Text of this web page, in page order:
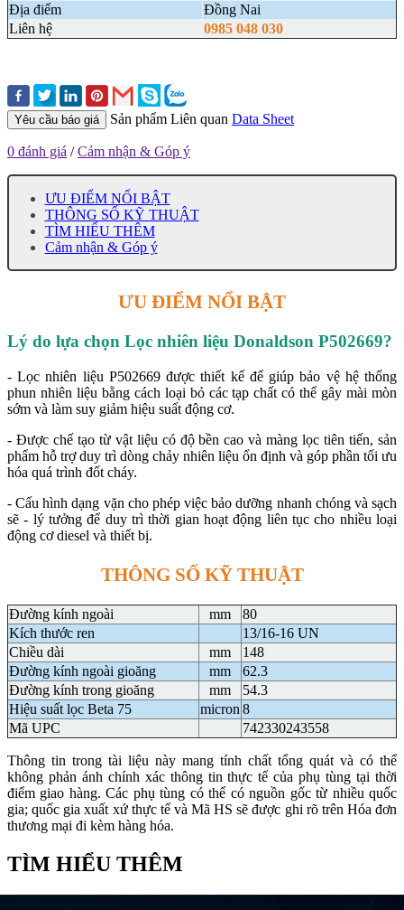
Địa điểm
Đồng Nai
Liên hệ
0985 048 030
Yêu cầu báo giá Sản phẩm Liên quan Data Sheet
0 đánh giá /Cảm nhận & Góp ý
ƯU ĐIỂM NỔI BẬT
THÔNG SỐ KỸ THUẬT
TÌM HIỂU THÊM
Cảm nhận & Góp ý
ƯU ĐIỂM NỔI BẬT
Lý do lựa chọn Lọc nhiên liệu Donaldson P502669?
- Lọc nhiên liệu P502669 được thiết kế để giúp bảo vệ hệ thống
phun nhiên liệu bằng cách loại bỏ các tạp chất có thể gây mài mòn
sớm và làm suy giảm hiệu suất động cơ.
- Được chế tạo từ vật liệu có độ bền cao và màng lọc tiên tiến, sản
phẩm hỗ trợ duy trì dòng chảy nhiên liệu ổn định và góp phần tối ưu
hóa quá trình đốt cháy.
- Cấu hình dạng vặn cho phép việc bảo dưỡng nhanh chóng và sạch
sẽ - lý tưởng để duy trì thời gian hoạt động liên tục cho nhiều loại
động cơ diesel và thiết bị.
THÔNG SỐ KỸ THUẬT
Đường kính ngoài mm
80
Kích thước ren
13/16-16 UN
Chiều dài
mm
148
Đường kính ngoài gioăng
mm
62.3
Đường kính trong gioăng
mm
54.3
Hiệu suất lọc Beta 75
micron 8
Mã UPC
742330243558
Thông tin trong tài liệu này mang tính chất tổng quát và có thể
không phản ánh chính xác thông tin thực tế của phụ tùng tại thời
điểm giao hàng. Các phụ tùng có thể có nguồn gốc từ nhiều quốc
gia; quốc gia xuất xứ thực tế và Mã HS sẽ được ghi rõ trên Hóa đơn
thương mại đi kèm hàng hóa.
TÌM HIỂU THÊM